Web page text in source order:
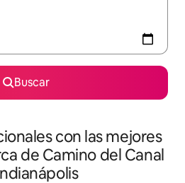
Buscar
con las mejores
de Camino del Canal